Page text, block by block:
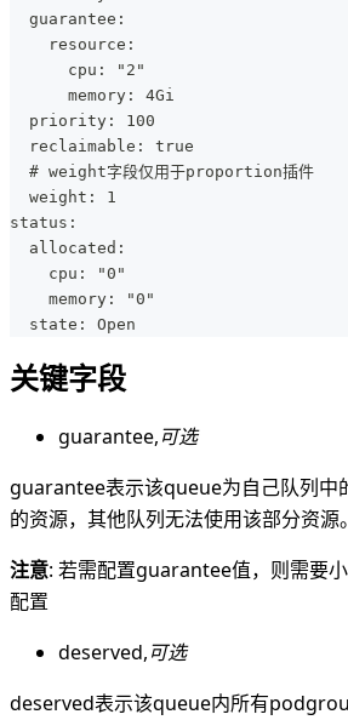
  guarantee:
    resource:
      cpu: "2"
      memory: 4Gi
  priority: 100
  reclaimable: true
  # weight字段仅用于proportion插件
  weight: 1
status:
  allocated:
    cpu: "0"
    memory: "0"
  state: Open
关键字段
guarantee,可选
guarantee表示该queue为自己队列
的资源，其他队列无法使用该部分资源。
注意: 若需配置guarantee值，则需要
配置
deserved,可选
deserved表示该queue内所有